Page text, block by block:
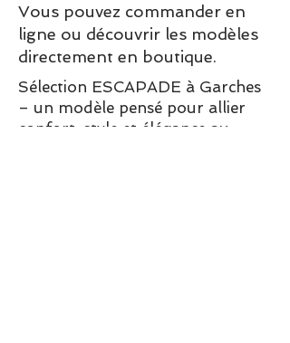
Vous pouvez commander en
ligne ou découvrir les modèles
directement en boutique.
Sélection ESCAPADE à Garches
– un modèle pensé pour allier
confort, style et élégance au